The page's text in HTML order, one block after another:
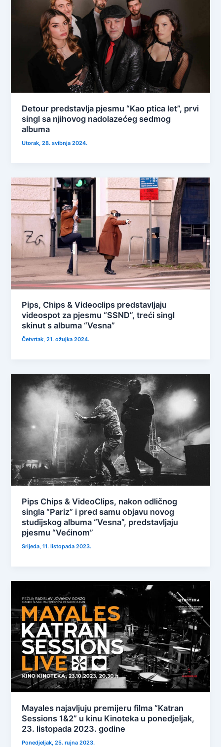
Detour predstavlja pjesmu “Kao ptica let”, prvi
singl sa njihovog nadolazećeg sedmog
albuma
Utorak, 28. svibnja 2024.
Pips, Chips & Videoclips predstavljaju
videospot za pjesmu “SSND”, treći singl
skinut s albuma “Vesna”
Četvrtak, 21. ožujka 2024.
Pips Chips & VideoClips, nakon odličnog
singla “Pariz” i pred samu objavu novog
studijskog albuma “Vesna”, predstavljaju
pjesmu “Većinom”
Srijeda, 11. listopada 2023.
Mayales najavljuju premijeru filma “Katran
Sessions 1&2” u kinu Kinoteka u ponedjeljak,
23. listopada 2023. godine
Ponedjeljak, 25. rujna 2023.